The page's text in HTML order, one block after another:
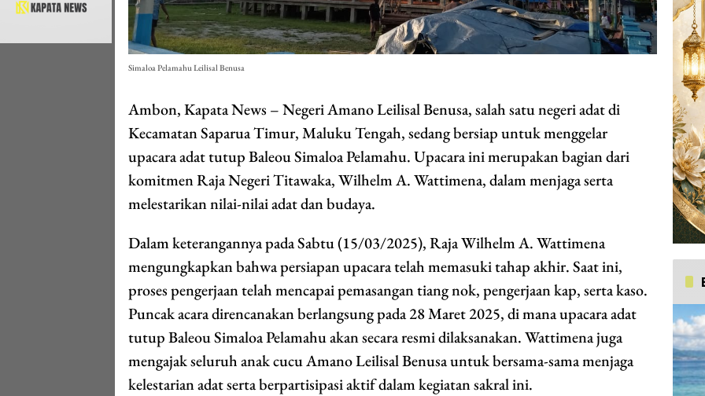
Simaloa Pelamahu Leilisal Benusa
Ambon, Kapata News – Negeri Amano Leilisal Benusa, salah satu negeri adat di
Kecamatan Saparua Timur, Maluku Tengah, sedang bersiap untuk menggelar
upacara adat tutup Baleou Simaloa Pelamahu. Upacara ini merupakan bagian dari
komitmen Raja Negeri Titawaka, Wilhelm A. Wattimena, dalam menjaga serta
melestarikan nilai-nilai adat dan budaya.
Dalam keterangannya pada Sabtu (15/03/2025), Raja Wilhelm A. Wattimena
mengungkapkan bahwa persiapan upacara telah memasuki tahap akhir. Saat ini,
proses pengerjaan telah mencapai pemasangan tiang nok, pengerjaan kap, serta kaso.
Puncak acara direncanakan berlangsung pada 28 Maret 2025, di mana upacara adat
tutup Baleou Simaloa Pelamahu akan secara resmi dilaksanakan. Wattimena juga
mengajak seluruh anak cucu Amano Leilisal Benusa untuk bersama-sama menjaga
kelestarian adat serta berpartisipasi aktif dalam kegiatan sakral ini.